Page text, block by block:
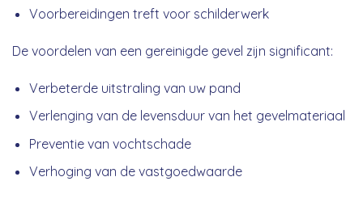
Voorbereidingen treft voor schilderwerk
De voordelen van een gereinigde gevel zijn significant:
Verbeterde uitstraling van uw pand
Verlenging van de levensduur van het gevelmateriaal
Preventie van vochtschade
Verhoging van de vastgoedwaarde